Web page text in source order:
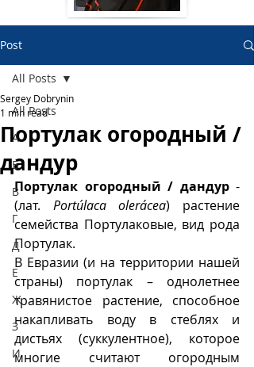
Post
All Posts
А
Б
В
Г
Д
Е
Ж
З
И
All Posts
Портулак огородный /
дандур
Sergey Dobrynin
1 min read
Портулак огородный / дандур -
(лат. Portúlaca olerácea) растение
семейства Портулаковые, вид рода
Портулак.
В Евразии (и на территории нашей
страны) портулак – однолетнее
травянистое растение, способное
накапливать воду в стеблях и
дистьях (суккулентное), которое
многие считают огородным